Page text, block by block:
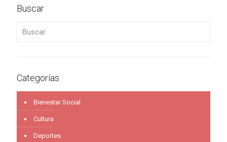
Buscar
Categorías
Bienestar Social
Cultura
Deportes